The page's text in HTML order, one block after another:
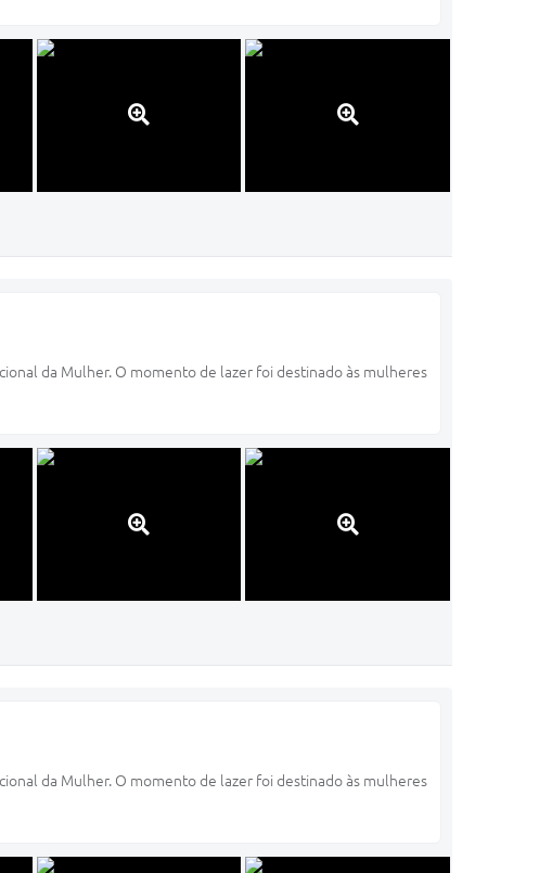
da Mulher. O momento de lazer foi destinado às mulheres
da Mulher. O momento de lazer foi destinado às mulheres